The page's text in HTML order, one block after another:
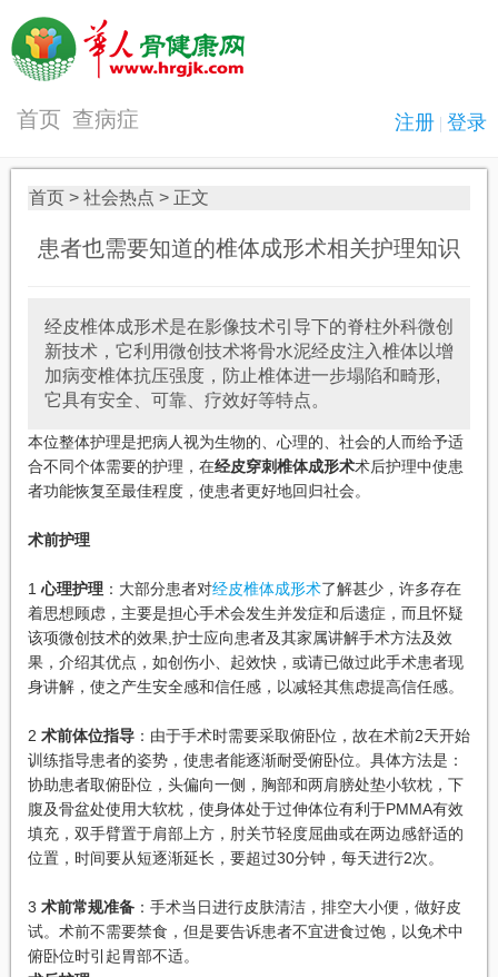
首页 查病症
首页 > 社会热点 > 正文
患者也需要知道的椎体成形术相关护理知识
经皮椎体成形术是在影像技术引导下的脊柱外科微创
新技术，它利用微创技术将骨水泥经皮注入椎体以增
加病变椎体抗压强度，防止椎体进一步塌陷和畸形,
它具有安全、可靠、疗效好等特点。
本位整体护理是把病人视为生物的、心理的、社会的人而给予适
合不同个体需要的护理，在经皮穿刺椎体成形术术后护理中使患
者功能恢复至最佳程度，使患者更好地回归社会。
术前护理
1 心理护理 ：大部分患者对经皮椎体成形术了解甚少，许多存在
着思想顾虑，主要是担心手术会发生并发症和后遗症，而且怀疑
该项微创技术的效果,护士应向患者及其家属讲解手术方法及效
果，介绍其优点，如创伤小、起效快，或请已做过此手术患者现
身讲解，使之产生安全感和信任感，以减轻其焦虑提高信任感。
2 术前体位指导 ：由于手术时需要采取俯卧位，故在术前2天开始
训练指导患者的姿势，使患者能逐渐耐受俯卧位。具体方法是：
协助患者取俯卧位，头偏向一侧，胸部和两肩膀处垫小软枕，下
腹及骨盆处使用大软枕，使身体处于过伸体位有利于PMMA有效
填充，双手臂置于肩部上方，肘关节轻度屈曲或在两边感舒适的
位置，时间要从短逐渐延长，要超过30分钟，每天进行2次。
3 术前常规准备 ：手术当日进行皮肤清洁，排空大小便，做好皮
试。术前不需要禁食，但是要告诉患者不宜进食过饱，以免术中
俯卧位时引起胃部不适。